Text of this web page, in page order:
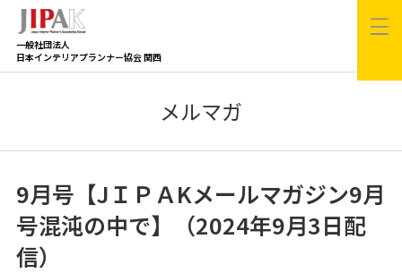
一般社団法人
日本インテリアプランナー協会 関西
メルマガ
9月号【JＩＰＡKメールマガジン9月
号混沌の中で】（2024年9月3日配
信）